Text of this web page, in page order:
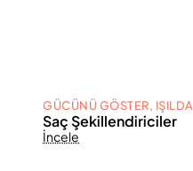
GÜCÜNÜ GÖSTER, IŞILDA
Saç Şekillendiriciler
İncele